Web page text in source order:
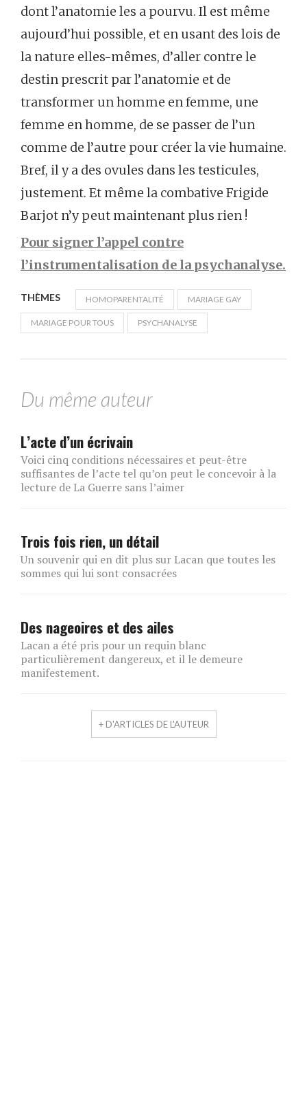
dont l’anatomie les a pourvu. Il est même
aujourd’hui possible, et en usant des lois de
la nature elles-mêmes, d’aller contre le
destin prescrit par l’anatomie et de
transformer un homme en femme, une
femme en homme, de se passer de l’un
comme de l’autre pour créer la vie humaine.
Bref, il y a des ovules dans les testicules,
justement. Et même la combative Frigide
Barjot n’y peut maintenant plus rien !
Pour signer l’appel contre
l’instrumentalisation de la psychanalyse.
THÈMES HOMOPARENTALITÉ MARIAGE GAY
MARIAGE POUR TOUS PSYCHANALYSE
Du même auteur
L’acte d’un écrivain
Voici cinq conditions nécessaires et peut-être
suffisantes de l’acte tel qu’on peut le concevoir à la
lecture de La Guerre sans l’aimer
Trois fois rien, un détail
Un souvenir qui en dit plus sur Lacan que toutes les
sommes qui lui sont consacrées
Des nageoires et des ailes
Lacan a été pris pour un requin blanc
particulièrement dangereux, et il le demeure
manifestement.
+ D'ARTICLES DE L'AUTEUR